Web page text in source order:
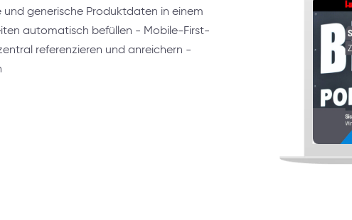
generische Produktdaten in einem
automatisch befüllen - Mobile-First-
referenzieren und anreichern -